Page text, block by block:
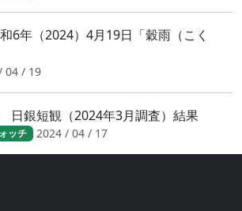
年（2024）4月19日「穀雨（こく
04 / 19
日銀短観（2024年3月調査）結果
ッチ 2024 / 04 / 17
日銀短観（2024年3月調査）結果